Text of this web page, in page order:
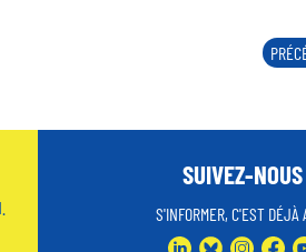
SUIVEZ-NOUS
S'INFORMER, C'EST DÉJÀ